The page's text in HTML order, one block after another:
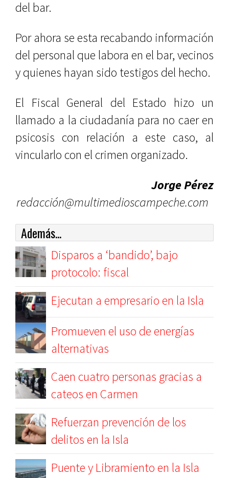
del bar.
Por ahora se esta recabando información
del personal que labora en el bar, vecinos
y quienes hayan sido testigos del hecho.
El Fiscal General del Estado hizo un
llamado a la ciudadanía para no caer en
psicosis con relación a este caso, al
vincularlo con el crimen organizado.
Jorge Pérez
redacción@multimedioscampeche.com
Además...
Disparos a ‘bandido’, bajo
protocolo: fiscal
Ejecutan a empresario en la Isla
Promueven el uso de energías
alternativas
Caen cuatro personas gracias a
cateos en Carmen
Refuerzan prevención de los
delitos en la Isla
Puente y Libramiento en la Isla